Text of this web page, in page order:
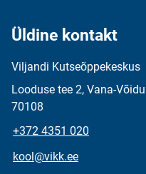
Üldine kontakt
Viljandi Kutseõppekeskus
Looduse tee 2, Vana-
70108
+372 4351 020
kool@vikk.ee